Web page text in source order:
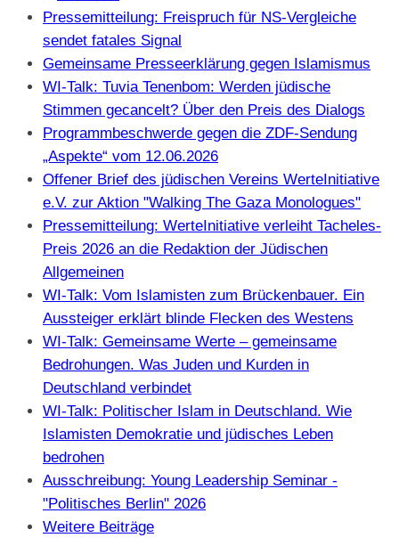
Pressemitteilung: Freispruch für NS-Vergleiche
sendet fatales Signal
Gemeinsame Presseerklärung gegen Islamismus
WI-Talk: Tuvia Tenenbom: Werden jüdische
Stimmen gecancelt? Über den Preis des Dialogs
Programmbeschwerde gegen die ZDF-Sendung
„Aspekte“ vom 12.06.2026
Offener Brief des jüdischen Vereins WerteInitiative
e.V. zur Aktion "Walking The Gaza Monologues"
Pressemitteilung: WerteInitiative verleiht Tacheles-
Preis 2026 an die Redaktion der Jüdischen
Allgemeinen
WI-Talk: Vom Islamisten zum Brückenbauer. Ein
Aussteiger erklärt blinde Flecken des Westens
WI-Talk: Gemeinsame Werte – gemeinsame
Bedrohungen. Was Juden und Kurden in
Deutschland verbindet
WI-Talk: Politischer Islam in Deutschland. Wie
Islamisten Demokratie und jüdisches Leben
bedrohen
Ausschreibung: Young Leadership Seminar -
"Politisches Berlin" 2026
Weitere Beiträge